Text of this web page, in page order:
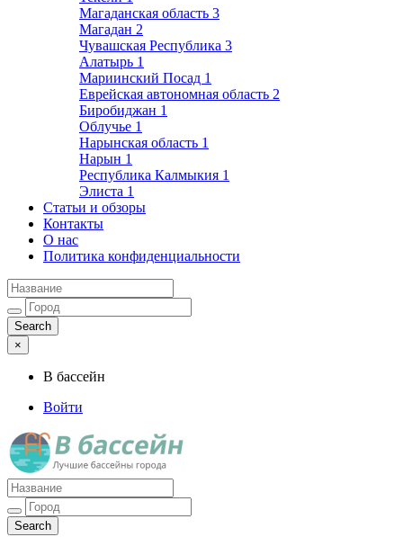
Магаданская область 3
Магадан 2
Чувашская Республика 3
Алатырь 1
Мариинский Посад 1
Еврейская автономная область 2
Биробиджан 1
Облучье 1
Нарынская область 1
Нарын 1
Республика Калмыкия 1
Элиста 1
Статьи и обзоры
Контакты
О нас
Политика конфиденциальности
×
В бассейн
Войти
Лучшие бассейны города